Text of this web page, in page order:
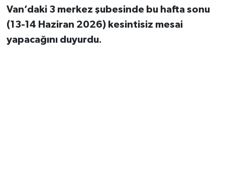
Van’daki 3 merkez şubesinde bu hafta sonu
(13-14 Haziran 2026) kesintisiz mesai
yapacağını duyurdu.